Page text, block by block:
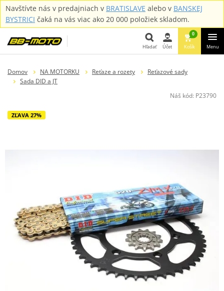
Navštívte nás v predajniach v BRATISLAVE alebo v BANSKEJ
BYSTRICI čaká na vás viac ako 20 000 položiek skladom.
Hľadať
Hľadať Účet
0
Košík Menu
Domov NA MOTORKU Reťaze a rozety
Reťazové sady
Sada DID a JT
Náš kód: P23790
ZĽAVA 27%